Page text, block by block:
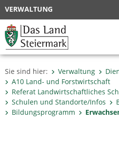
VERWALTUNG
Sie sind hier: Verwaltung
A10 Land- und Forstwirtschaft
Referat Landwirtschaftliches
Schulen und Standorte/Infos
Bildungsprogramm